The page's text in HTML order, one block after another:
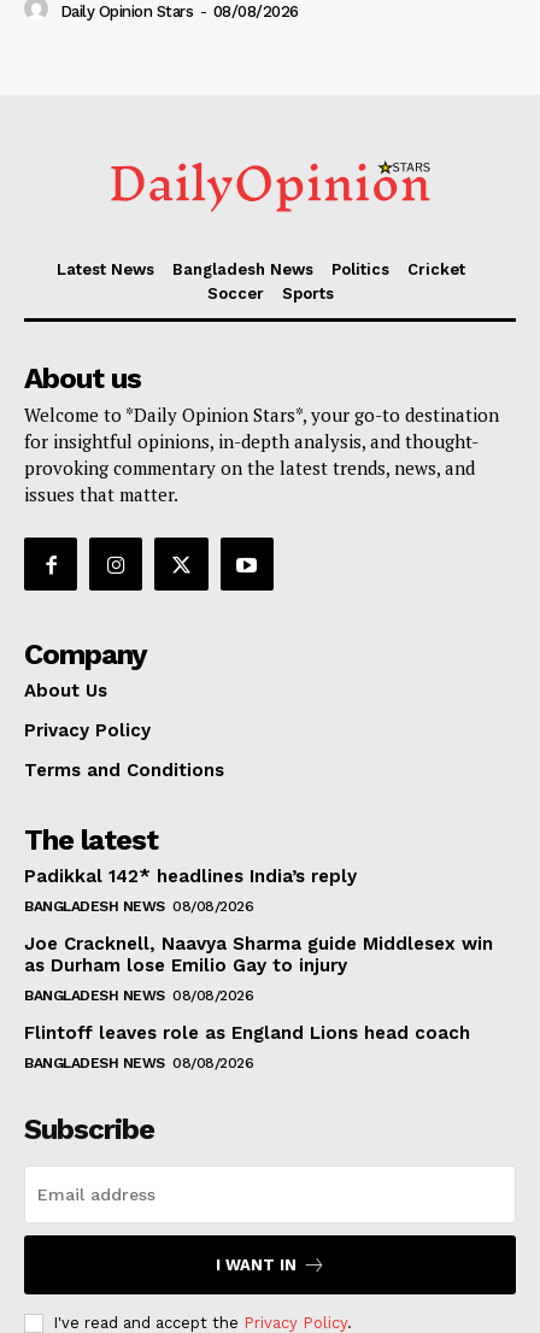
Daily Opinion Stars - 08/08/2026
Latest News Bangladesh News Politics
Cricket
Soccer
Sports
About us
Welcome to *Daily Opinion Stars*, your go-to destination
for insightful opinions, in-depth analysis, and thought-
provoking commentary on the latest trends, news, and
issues that matter.
Company
About Us
Privacy Policy
Terms and Conditions
The latest
Padikkal 142* headlines India’s reply
BANGLADESH NEWS 08/08/2026
Joe Cracknell, Naavya Sharma guide Middlesex win
as Durham lose Emilio Gay to injury
BANGLADESH NEWS 08/08/2026
Flintoff leaves role as England Lions head coach
BANGLADESH NEWS 08/08/2026
Subscribe
I WANT IN
I've read and accept the Privacy Policy.